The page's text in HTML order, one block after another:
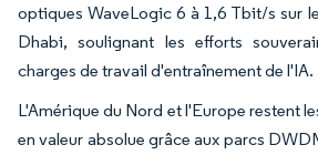
optiques WaveLogic 6 à 1,6 Tbit/s sur
Dhabi, soulignant les efforts
charges de travail d'entraînement de l'IA.
L'Amérique du Nord et l'Europe restent
en valeur absolue grâce aux parcs